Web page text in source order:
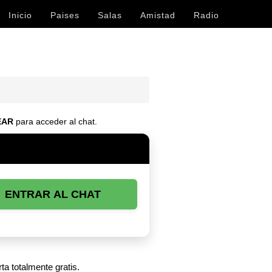
Inicio Paises Salas Amistad Radio
para acceder al chat.
ENTRAR AL CHAT
totalmente gratis.